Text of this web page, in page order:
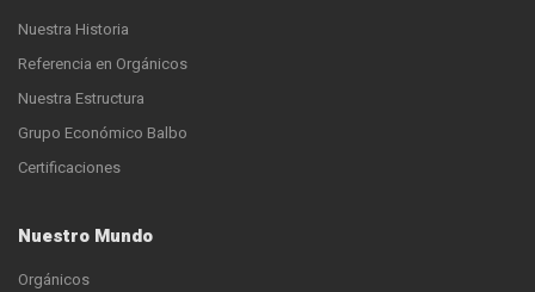
Nuestra Historia
Referencia en Orgánicos
Nuestra Estructura
Grupo Económico Balbo
Certificaciones
Nuestro Mundo
Orgánicos